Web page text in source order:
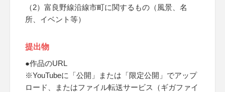
（2）富良野線沿線市町に関するもの（風景、名
所、イベント等）
提出物
●作品のURL
※YouTubeに「公開」または「限定公開」でアップ
ロード、またはファイル転送サービス（ギガファイ